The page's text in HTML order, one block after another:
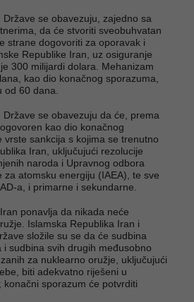
se obavezuju, zajedno sa
da će stvoriti sveobuhvatan
strane dogovoriti za oporavak i
Republike Iran, uz osiguranje
300 milijardi dolara. Mehanizam
kao dio konačnog sporazuma,
od 60 dana.
Države se obavezuju da će, prema
kao dio konačnog
vrste sankcija s kojima se trenutno
Iran, uključujući rezolucije
naroda i Upravnog odbora
za atomsku energiju (IAEA), te sve
a, i primarne i sekundarne.
ponavlja da nikada neće
Islamska Republika Iran i
složile su se da će sudbina
sudbina svih drugih međusobno
za nuklearno oružje, uključujući
biti adekvatno riješeni u
sporazum će potvrditi